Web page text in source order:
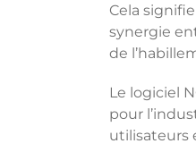
Cela
synergie
de
Le logiciel
pour
utilisateurs